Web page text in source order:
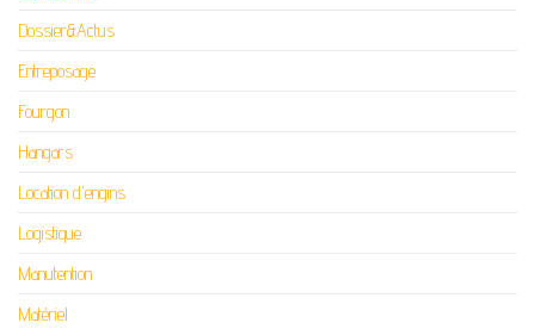
Dossier&Actus
Entreposage
Fourgon
Hangars
Location d'engins
Logistique
Manutention
Matériel